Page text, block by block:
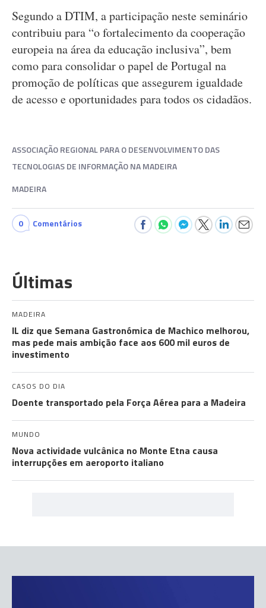
Segundo a DTIM, a participação neste seminário
contribuiu para “o fortalecimento da cooperação
europeia na área da educação inclusiva”, bem
como para consolidar o papel de Portugal na
promoção de políticas que assegurem igualdade
de acesso e oportunidades para todos os cidadãos.
ASSOCIAÇÃO REGIONAL PARA O DESENVOLVIMENTO DAS
TECNOLOGIAS DE INFORMAÇÃO NA MADEIRA
MADEIRA
0 Comentários
Últimas
MADEIRA
IL diz que Semana Gastronómica de Machico melhorou,
mas pede mais ambição face aos 600 mil euros de
investimento
CASOS DO DIA
Doente transportado pela Força Aérea para a Madeira
MUNDO
Nova actividade vulcânica no Monte Etna causa
interrupções em aeroporto italiano